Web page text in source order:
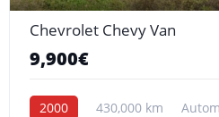
Chevrolet Chevy Van
9,900€
2000 430,000 km